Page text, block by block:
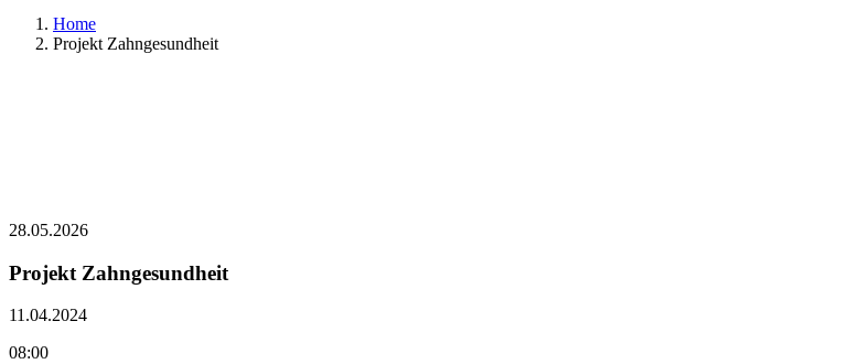
Home
Projekt Zahngesundheit
28.05.2026
Projekt Zahngesundheit
11.04.2024
08:00